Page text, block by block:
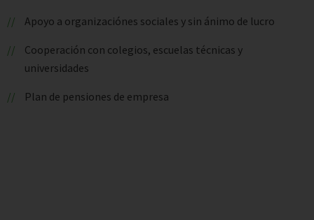
Apoyo a organizaciónes sociales y sin ánimo de lucro
Cooperación con colegios, escuelas técnicas y
universidades
Plan de pensiones de empresa